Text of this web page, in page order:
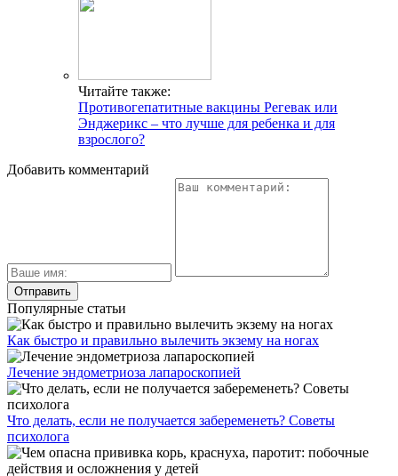
Читайте также:
Противогепатитные вакцины Регевак или
Энджерикс – что лучше для ребенка и для
взрослого?
Добавить комментарий
Популярные статьи
Как быстро и правильно вылечить экзему на ногах
Лечение эндометриоза лапароскопией
Что делать, если не получается забеременеть? Советы
психолога